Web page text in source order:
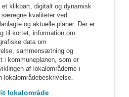
et klikbart, digitalt og dynamisk
særegne kvaliteter ved
og aktuelle planer. Der er
til kortet, information om
data om
sammensætning og
i kommuneplanen, som er
af lokalområderne i
lokalområdebeskrivelse.
lokalområde